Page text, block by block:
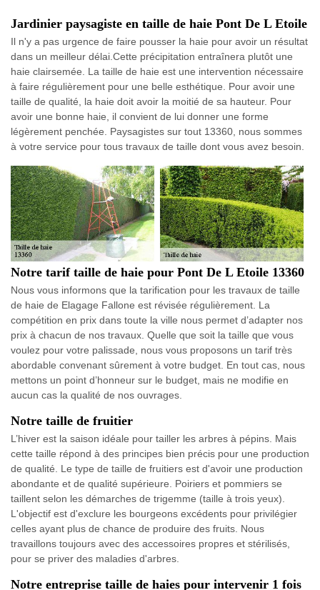
Jardinier paysagiste en taille de haie Pont De L Etoile
Il n'y a pas urgence de faire pousser la haie pour avoir un résultat
dans un meilleur délai.Cette précipitation entraînera plutôt une
haie clairsemée. La taille de haie est une intervention nécessaire
à faire régulièrement pour une belle esthétique. Pour avoir une
taille de qualité, la haie doit avoir la moitié de sa hauteur. Pour
avoir une bonne haie, il convient de lui donner une forme
légèrement penchée. Paysagistes sur tout 13360, nous sommes
à votre service pour tous travaux de taille dont vous avez besoin.
Notre tarif taille de haie pour Pont De L Etoile 13360
Nous vous informons que la tarification pour les travaux de taille
de haie de Elagage Fallone est révisée régulièrement. La
compétition en prix dans toute la ville nous permet d’adapter nos
prix à chacun de nos travaux. Quelle que soit la taille que vous
voulez pour votre palissade, nous vous proposons un tarif très
abordable convenant sûrement à votre budget. En tout cas, nous
mettons un point d’honneur sur le budget, mais ne modifie en
aucun cas la qualité de nos ouvrages.
Notre taille de fruitier
L’hiver est la saison idéale pour tailler les arbres à pépins. Mais
cette taille répond à des principes bien précis pour une production
de qualité. Le type de taille de fruitiers est d'avoir une production
abondante et de qualité supérieure. Poiriers et pommiers se
taillent selon les démarches de trigemme (taille à trois yeux).
L'objectif est d'exclure les bourgeons excédents pour privilégier
celles ayant plus de chance de produire des fruits. Nous
travaillons toujours avec des accessoires propres et stérilisés,
pour se priver des maladies d'arbres.
Notre entreprise taille de haies pour intervenir 1 fois